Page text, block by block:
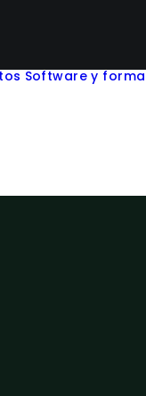
Software y